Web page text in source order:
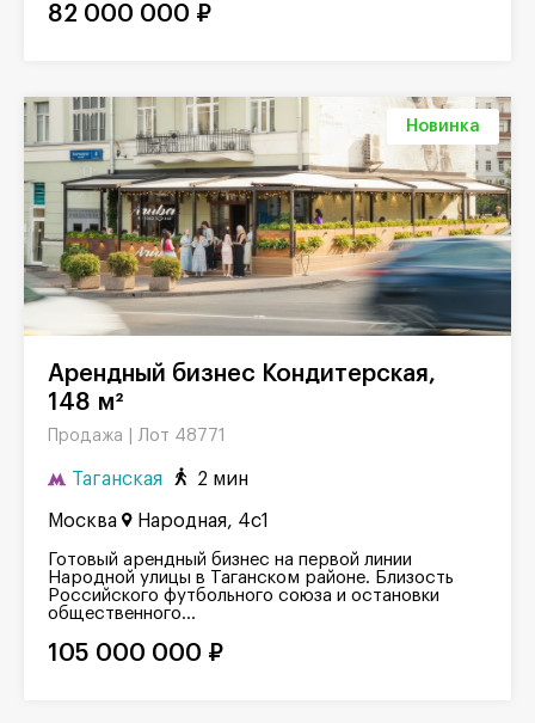
82 000 000 ₽
Новинка
Арендный бизнес Кондитерская,
148 м²
Продажа | Лот 48771
Таганская 2 мин
Москва Народная, 4с1
Готовый арендный бизнес на первой линии
Народной улицы в Таганском районе. Близость
Российского футбольного союза и остановки
общественного...
105 000 000 ₽